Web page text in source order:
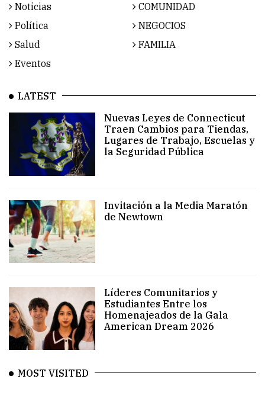
Noticias
COMUNIDAD
Política
NEGOCIOS
Salud
FAMILIA
Eventos
LATEST
Nuevas Leyes de Connecticut
Traen Cambios para Tiendas,
Lugares de Trabajo, Escuelas y
la Seguridad Pública
Invitación a la Media Maratón
de Newtown
Líderes Comunitarios y
Estudiantes Entre los
Homenajeados de la Gala
American Dream 2026
MOST VISITED